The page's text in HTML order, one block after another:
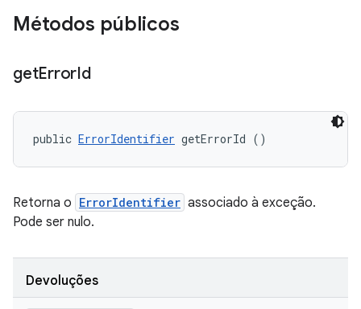
Métodos públicos
getErrorId
public ErrorIdentifier getErrorId ()
Retorna o ErrorIdentifier associado à exceção.
Pode ser nulo.
Devoluções